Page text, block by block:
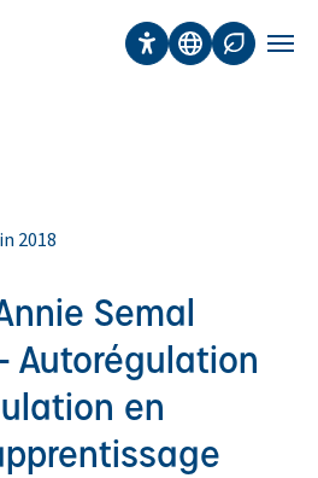
Accessibilité
Traduction
Affichage
2018
Semal
Autorégulation
en